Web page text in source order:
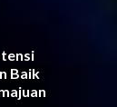
Baik